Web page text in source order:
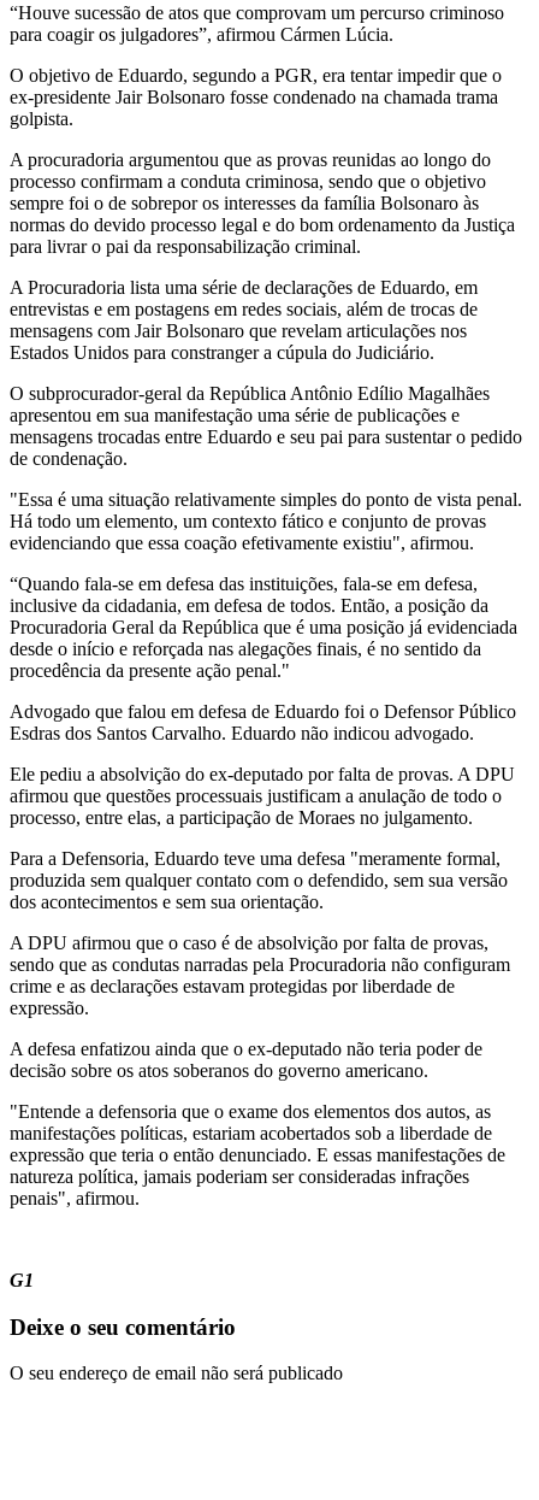
“Houve sucessão de atos que comprovam um percurso criminoso
para coagir os julgadores”, afirmou Cármen Lúcia.
O objetivo de Eduardo, segundo a PGR, era tentar impedir que o
ex-presidente Jair Bolsonaro fosse condenado na chamada trama
golpista.
A procuradoria argumentou que as provas reunidas ao longo do
processo confirmam a conduta criminosa, sendo que o objetivo
sempre foi o de sobrepor os interesses da família Bolsonaro às
normas do devido processo legal e do bom ordenamento da Justiça
para livrar o pai da responsabilização criminal.
A Procuradoria lista uma série de declarações de Eduardo, em
entrevistas e em postagens em redes sociais, além de trocas de
mensagens com Jair Bolsonaro que revelam articulações nos
Estados Unidos para constranger a cúpula do Judiciário.
O subprocurador-geral da República Antônio Edílio Magalhães
apresentou em sua manifestação uma série de publicações e
mensagens trocadas entre Eduardo e seu pai para sustentar o pedido
de condenação.
"Essa é uma situação relativamente simples do ponto de vista penal.
Há todo um elemento, um contexto fático e conjunto de provas
evidenciando que essa coação efetivamente existiu", afirmou.
“Quando fala-se em defesa das instituições, fala-se em defesa,
inclusive da cidadania, em defesa de todos. Então, a posição da
Procuradoria Geral da República que é uma posição já evidenciada
desde o início e reforçada nas alegações finais, é no sentido da
procedência da presente ação penal."
Advogado que falou em defesa de Eduardo foi o Defensor Público
Esdras dos Santos Carvalho. Eduardo não indicou advogado.
Ele pediu a absolvição do ex-deputado por falta de provas. A DPU
afirmou que questões processuais justificam a anulação de todo o
processo, entre elas, a participação de Moraes no julgamento.
Para a Defensoria, Eduardo teve uma defesa "meramente formal,
produzida sem qualquer contato com o defendido, sem sua versão
dos acontecimentos e sem sua orientação.
A DPU afirmou que o caso é de absolvição por falta de provas,
sendo que as condutas narradas pela Procuradoria não configuram
crime e as declarações estavam protegidas por liberdade de
expressão.
A defesa enfatizou ainda que o ex-deputado não teria poder de
decisão sobre os atos soberanos do governo americano.
"Entende a defensoria que o exame dos elementos dos autos, as
manifestações políticas, estariam acobertados sob a liberdade de
expressão que teria o então denunciado. E essas manifestações de
natureza política, jamais poderiam ser consideradas infrações
penais", afirmou.
G1
Deixe o seu comentário
O seu endereço de email não será publicado